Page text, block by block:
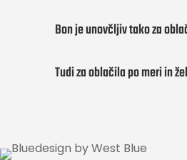
Bon je unovčljiv tako za
Tudi za oblačila po meri in